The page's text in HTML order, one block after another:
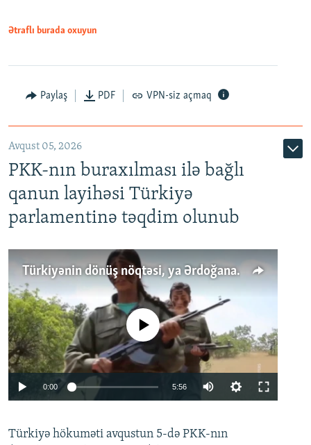
Ətraflı burada oxuyun
Paylaş PDF VPN-siz açmaq
Avqust 05, 2026
PKK-nın buraxılması ilə bağlı
qanun layihəsi Türkiyə
parlamentinə təqdim olunub
Türkiyənin dönüş nöqtəsi, ya Ərdoğana üçüncü şans: PKK ilə qəfil barışıq nə deməkdir?
No media source currently available
0:00 5:56
360p
Türkiyə hökuməti avqustun 5-də PKK-nın